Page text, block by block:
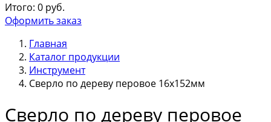
Итого: 0 руб.
Оформить заказ
Главная
Каталог продукции
Инструмент
Сверло по дереву перовое 16х152мм
Сверло по дереву перовое